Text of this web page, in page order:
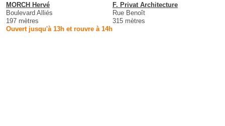
MORCH Hervé
Boulevard Alliés
197 mètres
Ouvert jusqu'à 13h et rouvre à 14h
F. Privat Architecture
Rue Benoît
315 mètres